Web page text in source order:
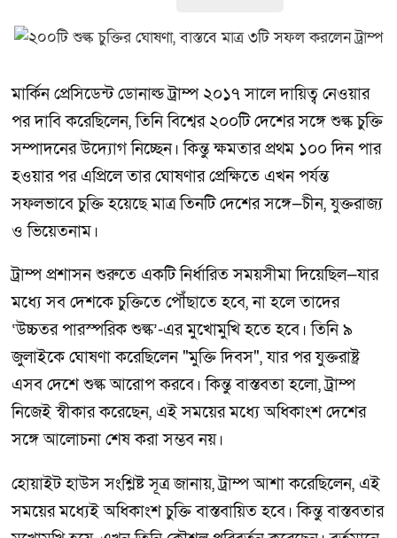
মার্কিন প্রেসিডেন্ট ডোনাল্ড ট্রাম্প ২০১৭ সালে দায়িত্ব নেওয়ার
পর দাবি করেছিলেন, তিনি বিশ্বের ২০০টি দেশের সঙ্গে শুল্ক চুক্তি
সম্পাদনের উদ্যোগ নিচ্ছেন। কিন্তু ক্ষমতার প্রথম ১০০ দিন পার
হওয়ার পর এপ্রিলে তার ঘোষণার প্রেক্ষিতে এখন পর্যন্ত
সফলভাবে চুক্তি হয়েছে মাত্র তিনটি দেশের সঙ্গে—চীন, যুক্তরাজ্য
ও ভিয়েতনাম।
ট্রাম্প প্রশাসন শুরুতে একটি নির্ধারিত সময়সীমা দিয়েছিল—যার
মধ্যে সব দেশকে চুক্তিতে পৌঁছাতে হবে, না হলে তাদের
‘উচ্চতর পারস্পরিক শুল্ক’-এর মুখোমুখি হতে হবে। তিনি ৯
জুলাইকে ঘোষণা করেছিলেন "মুক্তি দিবস", যার পর যুক্তরাষ্ট্র
এসব দেশে শুল্ক আরোপ করবে। কিন্তু বাস্তবতা হলো, ট্রাম্প
নিজেই স্বীকার করেছেন, এই সময়ের মধ্যে অধিকাংশ দেশের
সঙ্গে আলোচনা শেষ করা সম্ভব নয়।
হোয়াইট হাউস সংশ্লিষ্ট সূত্র জানায়, ট্রাম্প আশা করেছিলেন, এই
সময়ের মধ্যেই অধিকাংশ চুক্তি বাস্তবায়িত হবে। কিন্তু বাস্তবতার